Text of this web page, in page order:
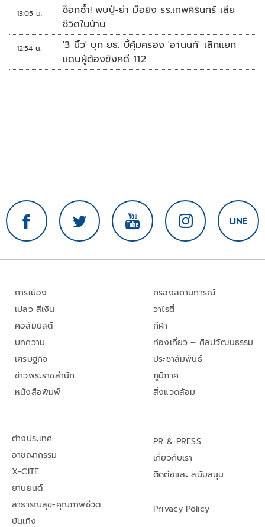
13:05 น.
ช็อกซ้ำ! พบปู่-ย่า มือยิง รร.เทพศิรินทร์ เสีย
ชีวิตในบ้าน
12:54 น.
'3 นิ้ว' บุก ยธ. บี้คุ้มครอง 'อานนท์' เลิกแยก
แดนผู้ต้องขังคดี 112
การเมือง
เปลว สีเงิน
คอลัมนิสต์
บทความ
เศรษฐกิจ
ข่าวพระราชสำนัก
หนังสือพิมพ์
กรองสถานการณ์
วาไรตี้
กีฬา
ท่องเที่ยว – ศิลปวัฒนธรรม
ประชาสัมพันธ์
ภูมิภาค
สิ่งแวดล้อม
ต่างประเทศ
อาชญากรรม
X-CITE
ยานยนต์
สาธารณสุข-คุณภาพชีวิต
บันเทิง
PR & PRESS
เกี่ยวกับเรา
ติดต่อและ สนับสนุน
Privacy Policy